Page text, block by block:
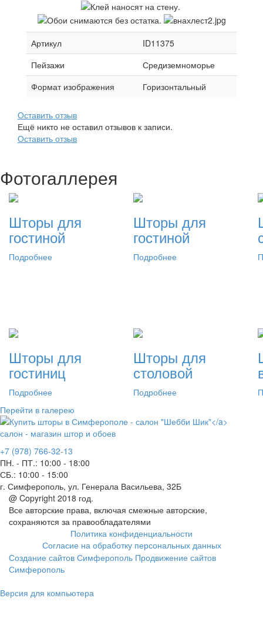
Артикул
ID11375
Пейзажи
Средиземноморье
Формат изображения
Горизонтальный
Оставить отзыв
Ещё никто не оставил отзывов к записи.
Оставить отзыв
Фотогаллерея
Шторы для
гостиной
Подробнее
Шторы для
гостиной
Подробнее
Шторы для
гостиниц
Подробнее
Шторы для
столовой
Подробнее
Перейти в галерею
салон - магазин штор и обоев
+7 (978) 766-32-13
ПН. - ПТ.: 10:00 - 18:00
СБ.: 10:00 - 15:00
г. Симферополь, ул. Генерала Васильева, 32Б
@ Copyright 2018 год.
Все авторские права, включая смежные авторские,
сохраняются за правообладателями
Политика конфиденциальности
Согласие на обработку персональных данных
Создание сайтов Симферополь Продвижение сайтов
Симферополь
Версия для компьютера